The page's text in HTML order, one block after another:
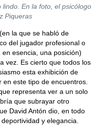
En la foto, el psicólogo
Piqueras
la que se habló de
del jugador profesional o
esencia, una posición)
vez. Es cierto que todos los
esta exhibición de
este tipo de encuentros.
representa ver a un solo
que subrayar otro
David Antón dio, en todo
y elegancia.